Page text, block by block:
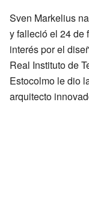
Sven Markelius
y falleció el 24 de
interés por el
Real Instituto de
Estocolmo le dio
arquitecto